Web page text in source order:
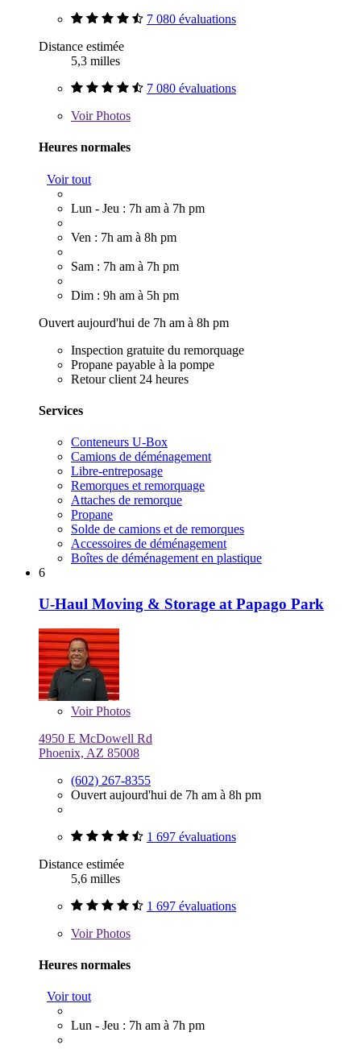
7 080 évaluations
Distance estimée
5,3 milles
7 080 évaluations
VoirPhotos
Heures normales
Voir tout
Lun - Jeu : 7h am à 7h pm
Ven : 7h am à 8h pm
Sam : 7h am à 7h pm
Dim : 9h am à 5h pm
Ouvert aujourd'hui de 7h am à 8h pm
Inspection gratuite du remorquage
Propane payable à la pompe
Retour client 24 heures
Services
Conteneurs U-Box
Camions de déménagement
Libre-entreposage
Remorques et remorquage
Attaches de remorque
Propane
Solde de camions et de remorques
Accessoires de déménagement
Boîtes de déménagement en plastique
6
U-Haul Moving & Storage at Papago Park
VoirPhotos
4950 E McDowell Rd
Phoenix, AZ 85008
(602) 267-8355
Ouvert aujourd'hui de 7h am à 8h pm
1 697 évaluations
Distance estimée
5,6 milles
1 697 évaluations
VoirPhotos
Heures normales
Voir tout
Lun - Jeu : 7h am à 7h pm